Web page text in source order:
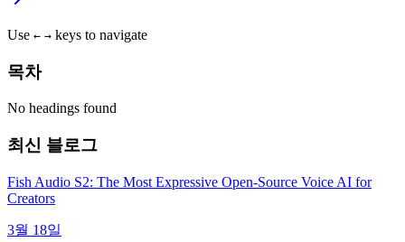
Use ← → keys to navigate
목차
No headings found
최신 블로그
Fish Audio S2: The Most Expressive Open-Source Voice AI for
Creators
3월 18일